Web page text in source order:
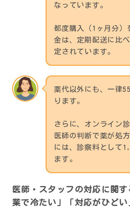
なっています。
都度購入（1ヶ月分）
金は、定期配送に比
定されています。
薬代以外にも、一律
ります。
さらに、オンライン
医師の判断で薬が処
には、診察料として
ます。
医師・スタッフの対応に関
業で冷たい」「対応がひどい